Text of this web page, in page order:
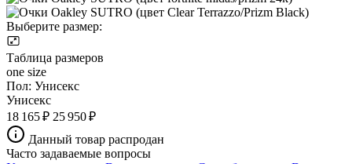
Выберите размер:
Таблица размеров
one size
Пол: Унисекс
Унисекс
18 165 ₽ 25 950 ₽
Данный товар распродан
Часто задаваемые вопросы